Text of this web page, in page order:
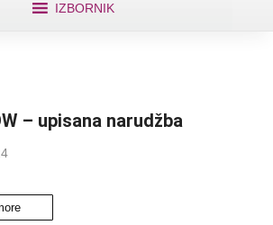
IZBORNIK
– upisana narudžba